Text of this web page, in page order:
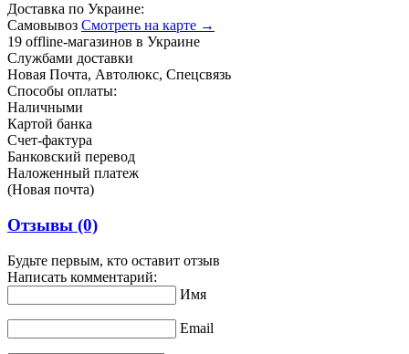
Доставка по Украине:
Самовывоз Смотреть на карте →
19 offline-магазинов в Украине
Службами доставки
Новая Почта, Автолюкс, Спецсвязь
Способы оплаты:
Наличными
Картой банка
Счет-фактура
Банковский перевод
Наложенный платеж
(Новая почта)
Отзывы (0)
Будьте первым, кто оставит отзыв
Написать комментарий:
Имя
Email